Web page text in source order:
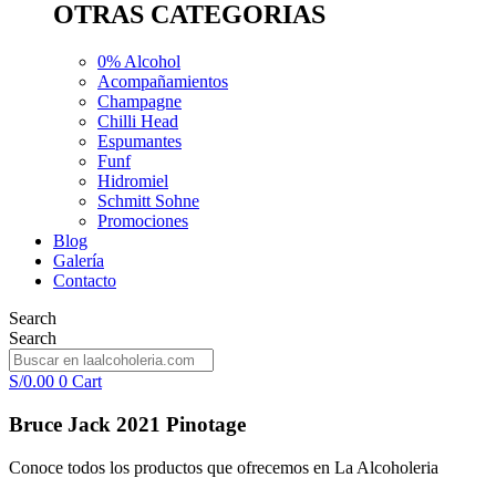
OTRAS CATEGORIAS
0% Alcohol
Acompañamientos
Champagne
Chilli Head
Espumantes
Funf
Hidromiel
Schmitt Sohne
Promociones
Blog
Galería
Contacto
Search
Search
S/0.00 0 Cart
Bruce Jack 2021 Pinotage
Conoce todos los productos que ofrecemos en La Alcoholeria